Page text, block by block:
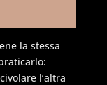
la stessa
l’altra